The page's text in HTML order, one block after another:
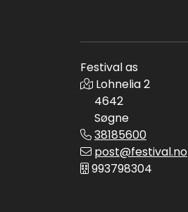
Festival as
Lohnelia 2
4642
Søgne
38185600
post@festival.no
993798304